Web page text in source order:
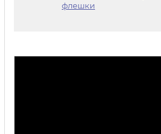
флешки